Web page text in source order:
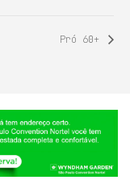
Pró 60+